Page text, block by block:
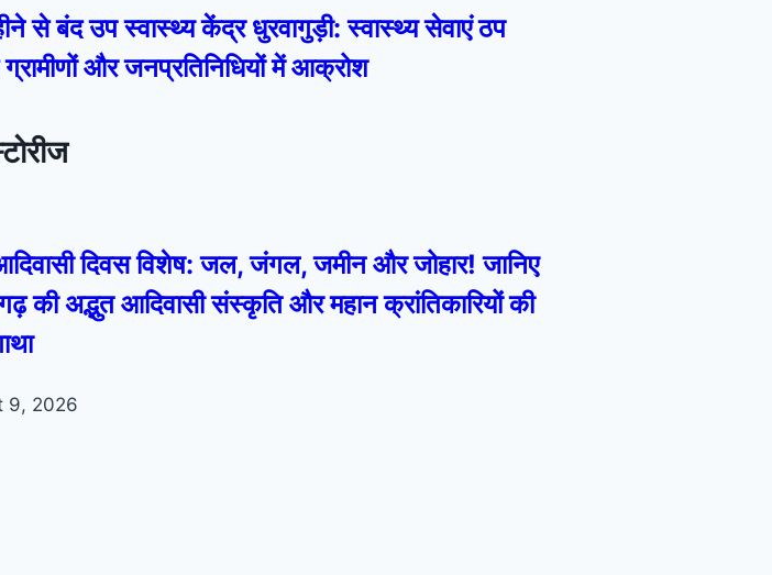
से बंद उप स्वास्थ्य केंद्र धुरवागुड़ी: स्वास्थ्य सेवाएं ठप
और जनप्रतिनिधियों में आक्रोश
दिवस विशेष: जल, जंगल, जमीन और जोहार! जानिए
की अद्भुत आदिवासी संस्कृति और महान क्रांतिकारियों की
9, 2026